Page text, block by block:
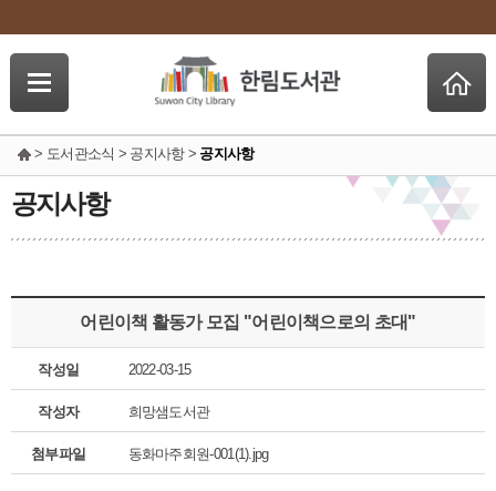
> 도서관소식 > 공지사항 > 공지사항
공지사항
어린이책 활동가 모집 "어린이책으로의 초대"
작성일 2022-03-15
작성자 희망샘도서관
첨부파일 동화마주회원-001(1).jpg